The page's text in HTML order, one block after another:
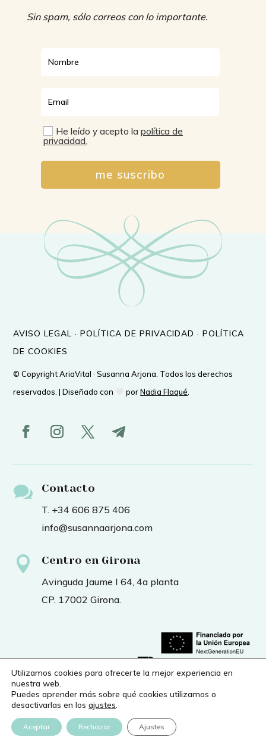
Sin spam, sólo correos con lo importante.
He leído y acepto la política de
privacidad.
me suscribo
AVISO LEGAL ·POLÍTICA DE PRIVACIDAD ·POLÍTICA
DE COOKIES
© Copyright AriaVital · Susanna Arjona. Todos los derechos
reservados. | Diseñado con
porNadia Flaqué

Contacto
T. +34 606 875 406
info@susannaarjona.com

Centro en Girona
Avinguda Jaume I 64, 4a planta
CP. 17002 Girona.
Financiado por la Unión
Utilizamos cookies para ofrecerte la mejor experiencia en
nuestra web.
Puedes aprender más sobre qué cookies utilizamos o
desactivarlas en los ajustes.
Aceptar Rechazar Ajustes